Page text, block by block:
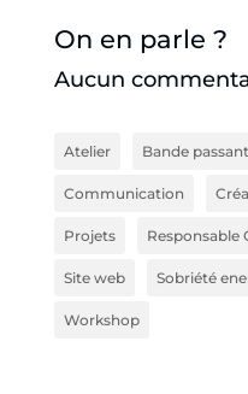
On en parle ?
Aucun
Atelier Bande
Communication
Projets Responsable
Site web Sobriété
Workshop